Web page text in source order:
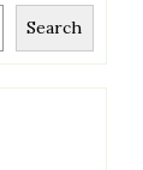
Search